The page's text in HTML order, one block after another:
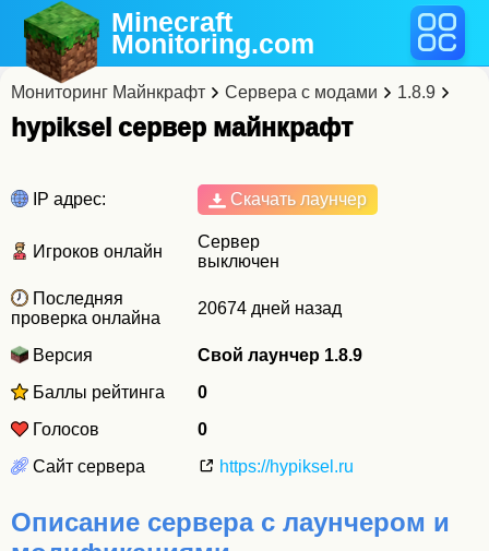
Minecraft
Monitoring.com
Мониторинг Майнкрафт Сервера с модами 1.8.9
hypiksel cервер майнкрафт
IP адрес: Скачать лаунчер
Игроков онлайн
Сервер
выключен
Последняя
проверка онлайна
20674 дней назад
Версия
Свой лаунчер 1.8.9
Баллы рейтинга
0
Голосов
0
Сайт сервера
https://hypiksel.ru
Описание сервера с лаунчером и